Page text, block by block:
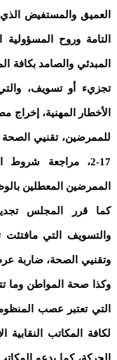
العميق والمستفيض
التامة وروح
المبدئي والصامد بكافة
تجزيء أو تسويف،
الأخطار المهنية، إخراج
17-2، مراجعة
الممرضين المعطلين
كما قرر المجلس تجديد
والتسويف التي مافتئت
وتقنيي الصحة، ضاربة
وكذا صحة المواطن وما
التي تعتبر عصب
لكافة المكاتب النقابية